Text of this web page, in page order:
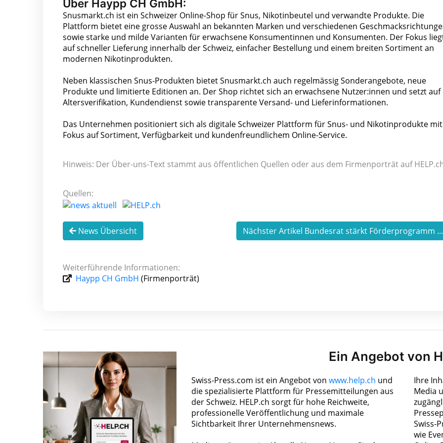
Über Haypp CH GmbH:
Snusmarkt.ch ist ein Schweizer Online-Shop für Snus, Nikotinbeutel und verwandte Produkte. Die
Plattform bietet eine grosse Auswahl an bekannten Marken und verschiedenen
sowie starke und milde Varianten für erwachsene Konsumentinnen und Konsumenten. Der Fokus
auf schneller Lieferung innerhalb der Schweiz, einfacher Bestellung und einem breiten Sortiment an
modernen Nikotinprodukten.
Neben klassischen Snus-Produkten bietet Snusmarkt.ch auch regelmässig Sonderangebote, neue
Produkte und limitierte Editionen an. Der Shop richtet sich an erwachsene Nutzer:innen und setzt auf
Altersverifikation, Kundendienst sowie transparente Versand- und Lieferinformationen.
Das Unternehmen positioniert sich als digitale Schweizer Plattform für Snus- und Nikotinprodukte mit
Fokus auf Sortiment, Verfügbarkeit und kundenfreundlichem Online-Service.
Hinweis: Der Über-uns-Text stammt aus öffentlichen Quellen oder aus dem Firmenporträt auf
Quellen:
News Übersicht Nächster Artikel Bundesrat stärkt Förderprogramm ...
Weiterführende Informationen:
Haypp CH GmbH (Firmenporträt)
Ein Angebot von
Swiss-Press.com ist ein Angebot von www.help.ch und
die spezialisierte Plattform für Pressemitteilungen aus
der Schweiz. HELP.ch sorgt für hohe Reichweite,
professionelle Veröffentlichung und maximale
Sichtbarkeit Ihrer Unternehmensnews.
Ihre
Media
Swiss-
wie